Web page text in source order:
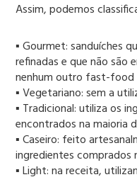
Assim, podemos
▪ Gourmet: sanduíches
refinadas e que não são
nenhum outro fast-food
▪ Vegetariano: sem a
▪ Tradicional: utiliza os
encontrados na maioria
▪ Caseiro: feito
ingredientes comprados
▪ Light: na receita,